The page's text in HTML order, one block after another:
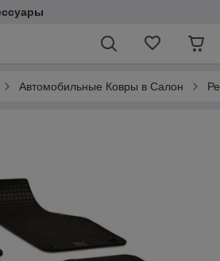
Автомобильные Ковры в Салон